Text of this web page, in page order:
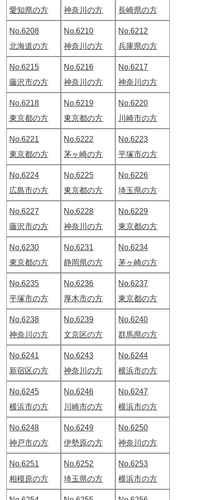
愛知県の方
神奈川の方
長崎県の方
No.6208
北海道の方
No.6210
神奈川の方
No.6212
兵庫県の方
No.6215
藤沢市の方
No.6216
神奈川の方
No.6217
神奈川の方
No.6218
東京都の方
No.6219
東京都の方
No.6220
川崎市の方
No.6221
東京都の方
No.6222
茅ヶ崎の方
No.6223
平塚市の方
No.6224
広島市の方
No.6225
東京都の方
No.6226
埼玉県の方
No.6227
藤沢市の方
No.6228
神奈川の方
No.6229
東京都の方
No.6230
東京都の方
No.6231
静岡県の方
No.6234
茅ヶ崎の方
No.6235
平塚市の方
No.6236
厚木市の方
No.6237
東京都の方
No.6238
神奈川の方
No.6239
文京区の方
No.6240
群馬県の方
No.6241
新宿区の方
No.6243
神奈川の方
No.6244
横浜市の方
No.6245
横浜市の方
No.6246
川崎市の方
No.6247
横浜市の方
No.6248
神戸市の方
No.6249
伊勢原の方
No.6250
神奈川の方
No.6251
相模原の方
No.6252
埼玉県の方
No.6253
横浜市の方